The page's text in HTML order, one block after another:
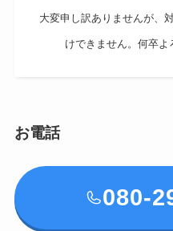
大変申し訳ありませんが、
けできません。何卒よ
お電話
080-